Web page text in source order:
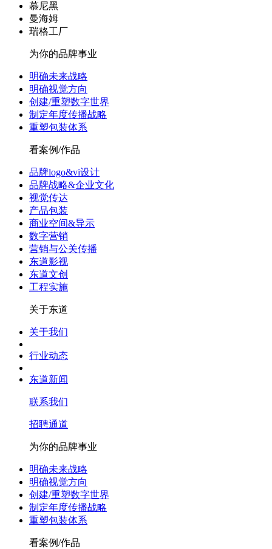
慕尼黑
曼海姆
瑞格工厂
为你的品牌事业
明确未来战略
明确视觉方向
创建/重塑数字世界
制定年度传播战略
重塑包装体系
看案例/作品
品牌logo&vi设计
品牌战略&企业文化
视觉传达
产品包装
商业空间&导示
数字营销
营销与公关传播
东道影视
东道文创
工程实施
关于东道
关于我们
行业动态
东道新闻
联系我们
招聘通道
为你的品牌事业
明确未来战略
明确视觉方向
创建/重塑数字世界
制定年度传播战略
重塑包装体系
看案例/作品